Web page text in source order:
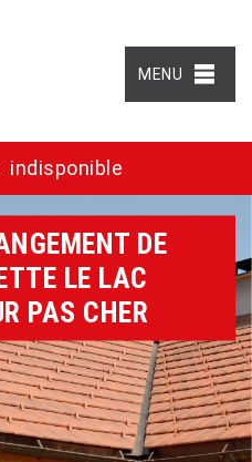
MENU
indisponible
DE
LE LAC
PAS CHER